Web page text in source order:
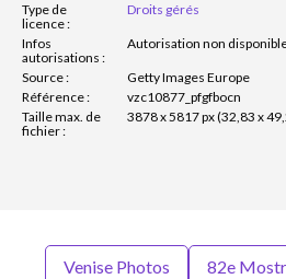
Type de
licence :
Droits gérés
Infos
autorisations :
Autorisation non
Source :
Getty Images Europe
Référence :
vzc10877_pfgfbocn
Taille max. de
fichier :
3878 x 5817 px (32,83 x
Venise Photos 82e